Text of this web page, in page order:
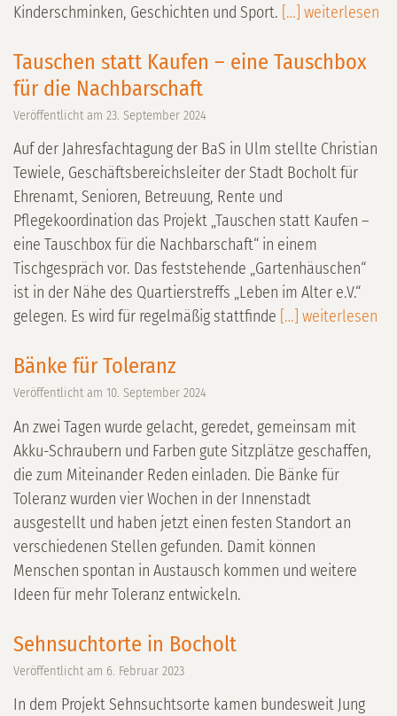
Kinderschminken, Geschichten und Sport. […] weiterlesen
Tauschen statt Kaufen – eine Tauschbox
für die Nachbarschaft
Veröffentlicht am 23. September 2024
Auf der Jahresfachtagung der BaS in Ulm stellte Christian
Tewiele, Geschäftsbereichsleiter der Stadt Bocholt für
Ehrenamt, Senioren, Betreuung, Rente und
Pflegekoordination das Projekt „Tauschen statt Kaufen –
eine Tauschbox für die Nachbarschaft“ in einem
Tischgespräch vor. Das feststehende „Gartenhäuschen“
ist in der Nähe des Quartierstreffs „Leben im Alter e.V.“
gelegen. Es wird für regelmäßig stattfinde […] weiterlesen
Bänke für Toleranz
Veröffentlicht am 10. September 2024
An zwei Tagen wurde gelacht, geredet, gemeinsam mit
Akku-Schraubern und Farben gute Sitzplätze geschaffen,
die zum Miteinander Reden einladen. Die Bänke für
Toleranz wurden vier Wochen in der Innenstadt
ausgestellt und haben jetzt einen festen Standort an
verschiedenen Stellen gefunden. Damit können
Menschen spontan in Austausch kommen und weitere
Ideen für mehr Toleranz entwickeln.
Sehnsuchtorte in Bocholt
Veröffentlicht am 6. Februar 2023
In dem Projekt Sehnsuchtsorte kamen bundesweit Jung